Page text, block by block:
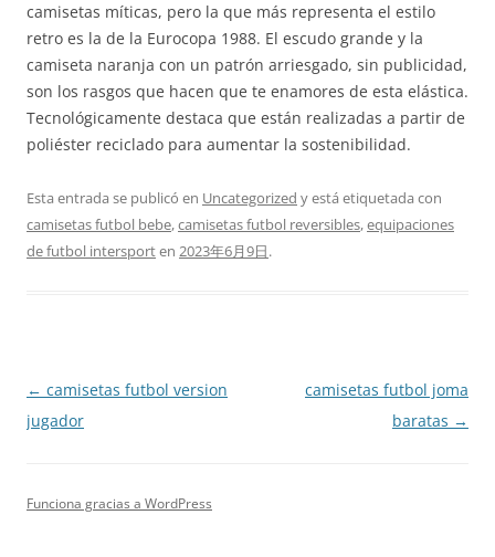
camisetas míticas, pero la que más representa el estilo
retro es la de la Eurocopa 1988. El escudo grande y la
camiseta naranja con un patrón arriesgado, sin publicidad,
son los rasgos que hacen que te enamores de esta elástica.
Tecnológicamente destaca que están realizadas a partir de
poliéster reciclado para aumentar la sostenibilidad.
Esta entrada se publicó en Uncategorized y está etiquetada con
camisetas futbol bebe,camisetas futbol reversibles,equipaciones
de futbol intersporten 2023年6月9日.
Navegación
de
← camisetas futbol version
jugador
camisetas futbol joma
baratas →
Funciona gracias a WordPress